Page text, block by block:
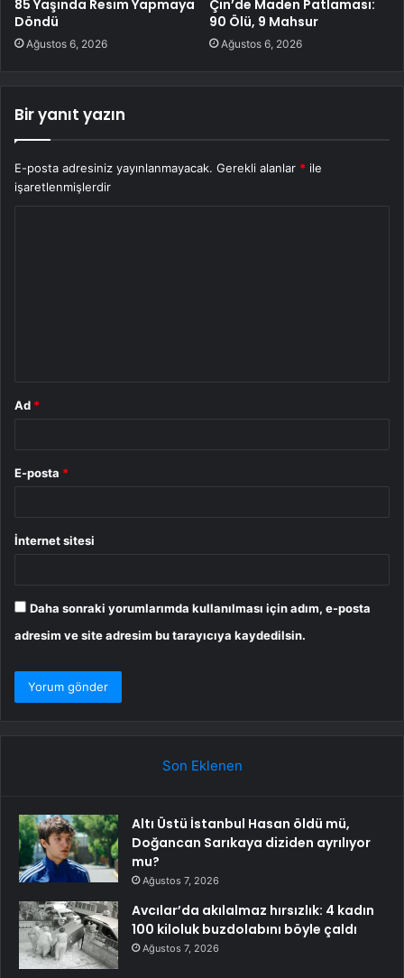
85 Yaşında Resim Yapmaya
Döndü
Ağustos 6, 2026
Çin’de Maden Patlaması:
90 Ölü, 9 Mahsur
Ağustos 6, 2026
Bir yanıt yazın
E-posta adresiniz yayınlanmayacak. Gerekli alanlar * ile
işaretlenmişlerdir
Ad *
E-posta *
İnternet sitesi
Daha sonraki yorumlarımda kullanılması için adım, e-posta
adresim ve site adresim bu tarayıcıya kaydedilsin.
Son Eklenen
Altı Üstü İstanbul Hasan öldü mü,
Doğancan Sarıkaya diziden ayrılıyor
mu?
Ağustos 7, 2026
Avcılar’da akılalmaz hırsızlık: 4 kadın
100 kiloluk buzdolabını böyle çaldı
Ağustos 7, 2026